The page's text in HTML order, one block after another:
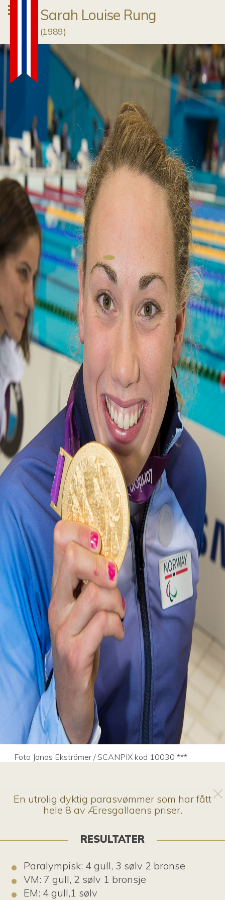
Sarah Louise Rung
(1989)
Foto Jonas Ekströmer / SCANPIX kod 10030 ***
En utrolig dyktig parasvømmer som har fått
hele 8 av Æresgallaens priser.
RESULTATER
Paralympisk: 4 gull, 3 sølv 2 bronse
VM: 7 gull, 2 sølv 1 bronsje
EM: 4 gull,1 sølv